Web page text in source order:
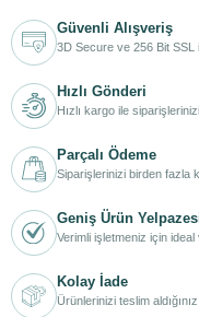
Güvenli Alışveriş
3D Secure ve 256 Bit SSL
Hızlı Gönderi
Hızlı kargo ile
Parçalı Ödeme
Siparişlerinizi birden fazla
Geniş Ürün
Verimli işletmeniz için
Kolay İade
Ürünlerinizi teslim